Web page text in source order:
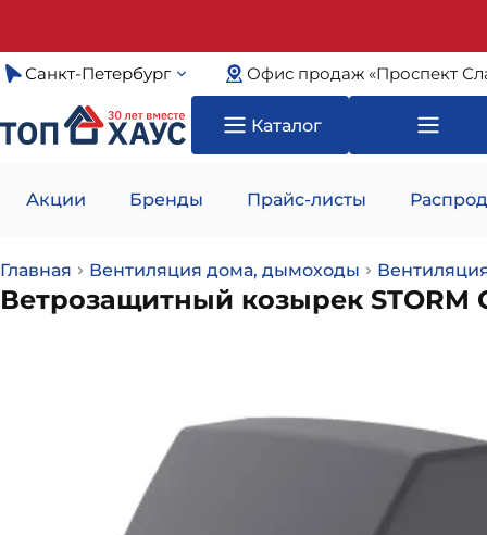
Санкт-Петербург Офис продаж «Проспект
Каталог
Акции Бренды Прайс-листы
Главная Вентиляция дома, дымоходы
Ветрозащитный козырек STORM